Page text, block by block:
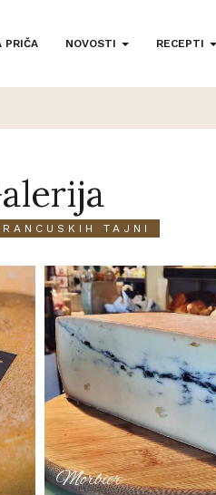
PRIČA NOVOSTI RECEPTI
TAJNI